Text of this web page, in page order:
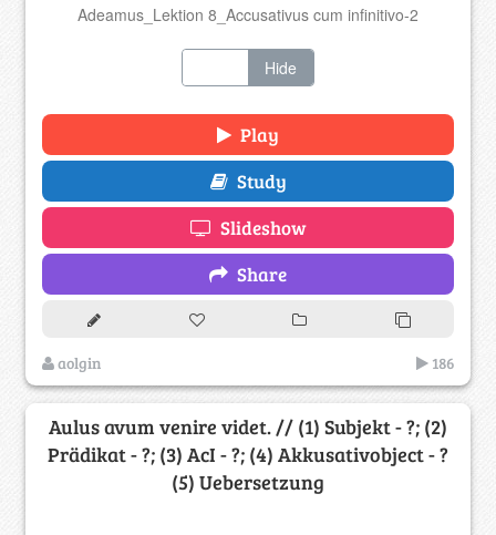
Adeamus_Lektion 8_Accusativus cum infinitivo-2
Hide
Play
Study
Slideshow
Share
aolgin 186
Aulus avum venire videt. // (1) Subjekt - ?; (2)
Prädikat - ?; (3) AcI - ?; (4) Akkusativobject - ?
(5) Uebersetzung